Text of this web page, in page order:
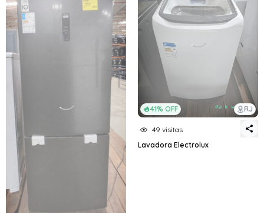
41% OFF RJ
49 visitas
Lavadora Electrolux